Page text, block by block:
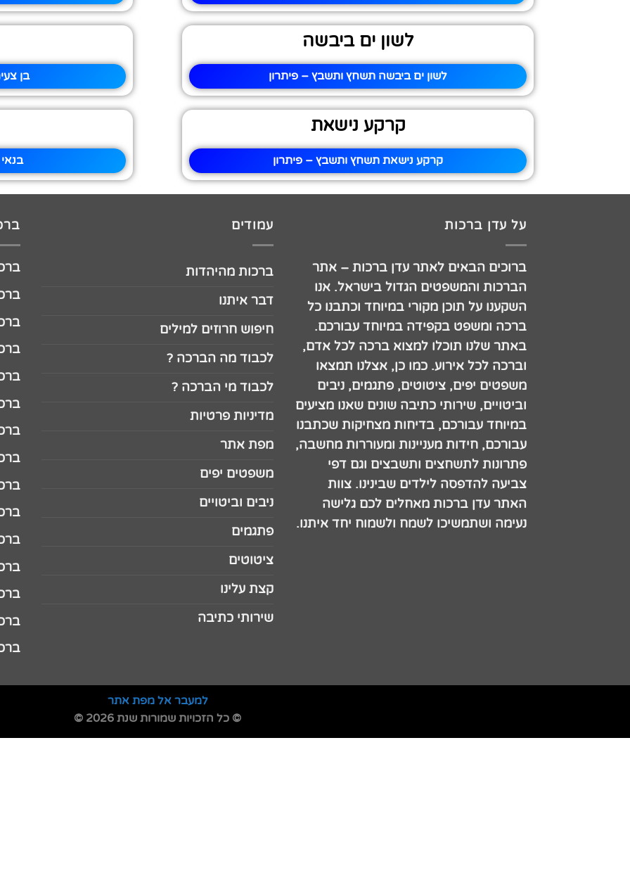
לשון ים ביבשה
לשון ים ביבשה תשחץ ותשבץ – פיתרון בן
קרקע נישאת
קרקע נישאת תשחץ ותשבץ – פיתרון
על עדן ברכות
ברוכים הבאים לאתר עדן ברכות – אתר
הברכות והמשפטים הגדול בישראל. אנו
השקענו על תוכן מקורי במיוחד וכתבנו כל
ברכה ומשפט בקפידה במיוחד עבורכם.
באתר שלנו תוכלו למצוא ברכה לכל אדם,
וברכה לכל אירוע. כמו כן, אצלנו תמצאו
משפטים יפים, ציטוטים, פתגמים, ניבים
וביטויים, שירותי כתיבה שונים שאנו מציעים
במיוחד עבורכם, בדיחות מצחיקות שכתבנו
עבורכם, חידות מעניינות ומעוררות מחשבה,
פתרונות לתשחצים ותשבצים וגם דפי
צביעה להדפסה לילדים שבינינו. צוות
האתר עדן ברכות מאחלים לכם גלישה
נעימה ושתמשיכו לשמח ולשמוח יחד איתנו.
עמודים
ברכות מהיהדות
דבר איתנו
חיפוש חרוזים למילים
לכבוד מה הברכה ?
לכבוד מי הברכה ?
מדיניות פרטיות
מפת אתר
משפטים יפים
ניבים וביטויים
פתגמים
ציטוטים
קצת עלינו
שירותי כתיבה
ברכה
ברכה
ברכה
ברכה
ברכה
ברכה
ברכה
ברכה
ברכה
ברכה
למעבר אל מפת אתר
© כל הזכויות שמורות שנת 2026 ©